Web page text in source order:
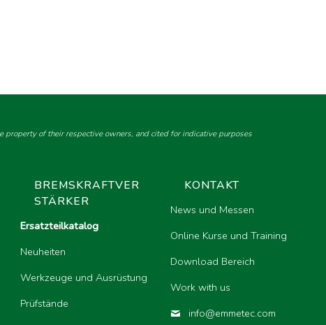
of their respective owners, and cited for indicative purposes
BREMSKRAFTVER
STÄRKER
Ersatzteilkatalog
Neuheiten
Werkzeuge und Ausrüstung
Prüfstände
KONTAKT
News und Messen
Online Kurse und Training
Download Bereich
Work with us
info@emmetec.com